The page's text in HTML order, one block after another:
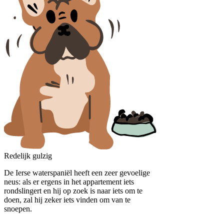
Redelijk gulzig
De Ierse waterspaniël heeft een zeer gevoelige
neus: als er ergens in het appartement iets
rondslingert en hij op zoek is naar iets om te
doen, zal hij zeker iets vinden om van te
snoepen.